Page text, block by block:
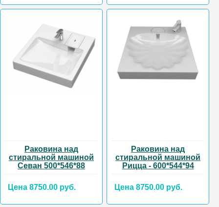
Раковина над
стиральной машиной
Севан 500*546*88
Цена 8750.00 руб.
Раковина над
стиральной машиной
Рицца - 600*544*94
Цена 8750.00 руб.